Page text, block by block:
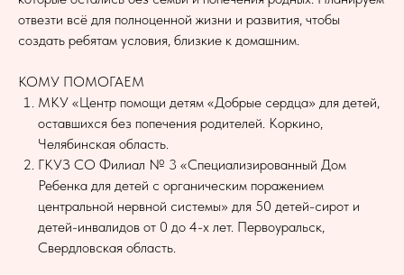
отвезти всё для полноценной жизни и развития, чтобы
создать ребятам условия, близкие к домашним.
КОМУ ПОМОГАЕМ
МКУ «Центр помощи детям «Добрые сердца» для детей,
оставшихся без попечения родителей. Коркино,
Челябинская область.
ГКУЗ СО Филиал № 3 «Специализированный Дом
Ребенка для детей с органическим поражением
центральной нервной системы» для 50 детей-сирот и
детей-инвалидов от 0 до 4-х лет. Первоуральск,
Свердловская область.